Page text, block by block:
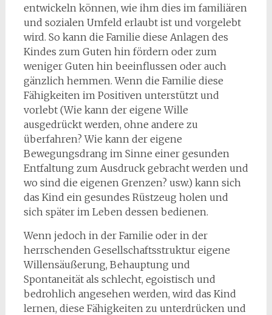
entwickeln können, wie ihm dies im familiären
und sozialen Umfeld erlaubt ist und vorgelebt
wird. So kann die Familie diese Anlagen des
Kindes zum Guten hin fördern oder zum
weniger Guten hin beeinflussen oder auch
gänzlich hemmen. Wenn die Familie diese
Fähigkeiten im Positiven unterstützt und
vorlebt (Wie kann der eigene Wille
ausgedrückt werden, ohne andere zu
überfahren? Wie kann der eigene
Bewegungsdrang im Sinne einer gesunden
Entfaltung zum Ausdruck gebracht werden und
wo sind die eigenen Grenzen? usw.) kann sich
das Kind ein gesundes Rüstzeug holen und
sich später im Leben dessen bedienen.
Wenn jedoch in der Familie oder in der
herrschenden Gesellschaftsstruktur eigene
Willensäußerung, Behauptung und
Spontaneität als schlecht, egoistisch und
bedrohlich angesehen werden, wird das Kind
lernen, diese Fähigkeiten zu unterdrücken und